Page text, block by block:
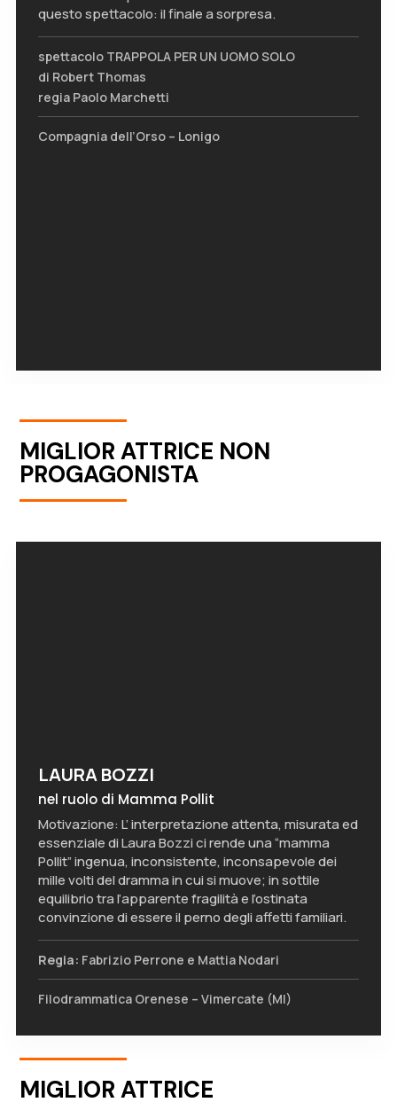
questo spettacolo: il finale a sorpresa.
spettacolo TRAPPOLA PER UN UOMO SOLO
di Robert Thomas
regia Paolo Marchetti
Compagnia dell’Orso – Lonigo
MIGLIOR ATTRICE NON
PROGAGONISTA
LAURA BOZZI
nel ruolo di Mamma Pollit
Motivazione: L’ interpretazione attenta, misurata ed
essenziale di Laura Bozzi ci rende una “mamma
Pollit” ingenua, inconsistente, inconsapevole dei
mille volti del dramma in cui si muove; in sottile
equilibrio tra l’apparente fragilità e l’ostinata
convinzione di essere il perno degli affetti familiari.
Regia: Fabrizio Perrone e Mattia Nodari
Filodrammatica Orenese – Vimercate (MI)
MIGLIOR ATTRICE